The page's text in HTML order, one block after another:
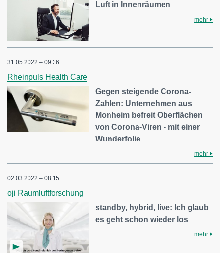
Luft in Innenräumen
mehr
31.05.2022 – 09:36
Rheinpuls Health Care
Gegen steigende Corona-
Zahlen: Unternehmen aus
Monheim befreit Oberflächen
von Corona-Viren - mit einer
Wunderfolie
mehr
02.03.2022 – 08:15
oji Raumluftforschung
standby, hybrid, live: Ich glaub
es geht schon wieder los
mehr